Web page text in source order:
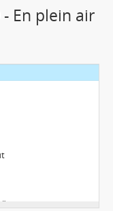
En plein air
Země